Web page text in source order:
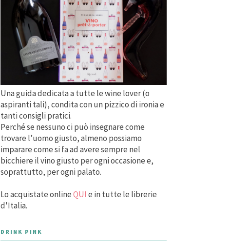
Una guida dedicata a tutte le wine lover (o
aspiranti tali), condita con un pizzico di ironia e
tanti consigli pratici.
Perché se nessuno ci può insegnare come
trovare l’uomo giusto, almeno possiamo
imparare come si fa ad avere sempre nel
bicchiere il vino giusto per ogni occasione e,
soprattutto, per ogni palato.
Lo acquistate onlineQUI e in tutte le librerie
d'Italia.
DRINK PINK